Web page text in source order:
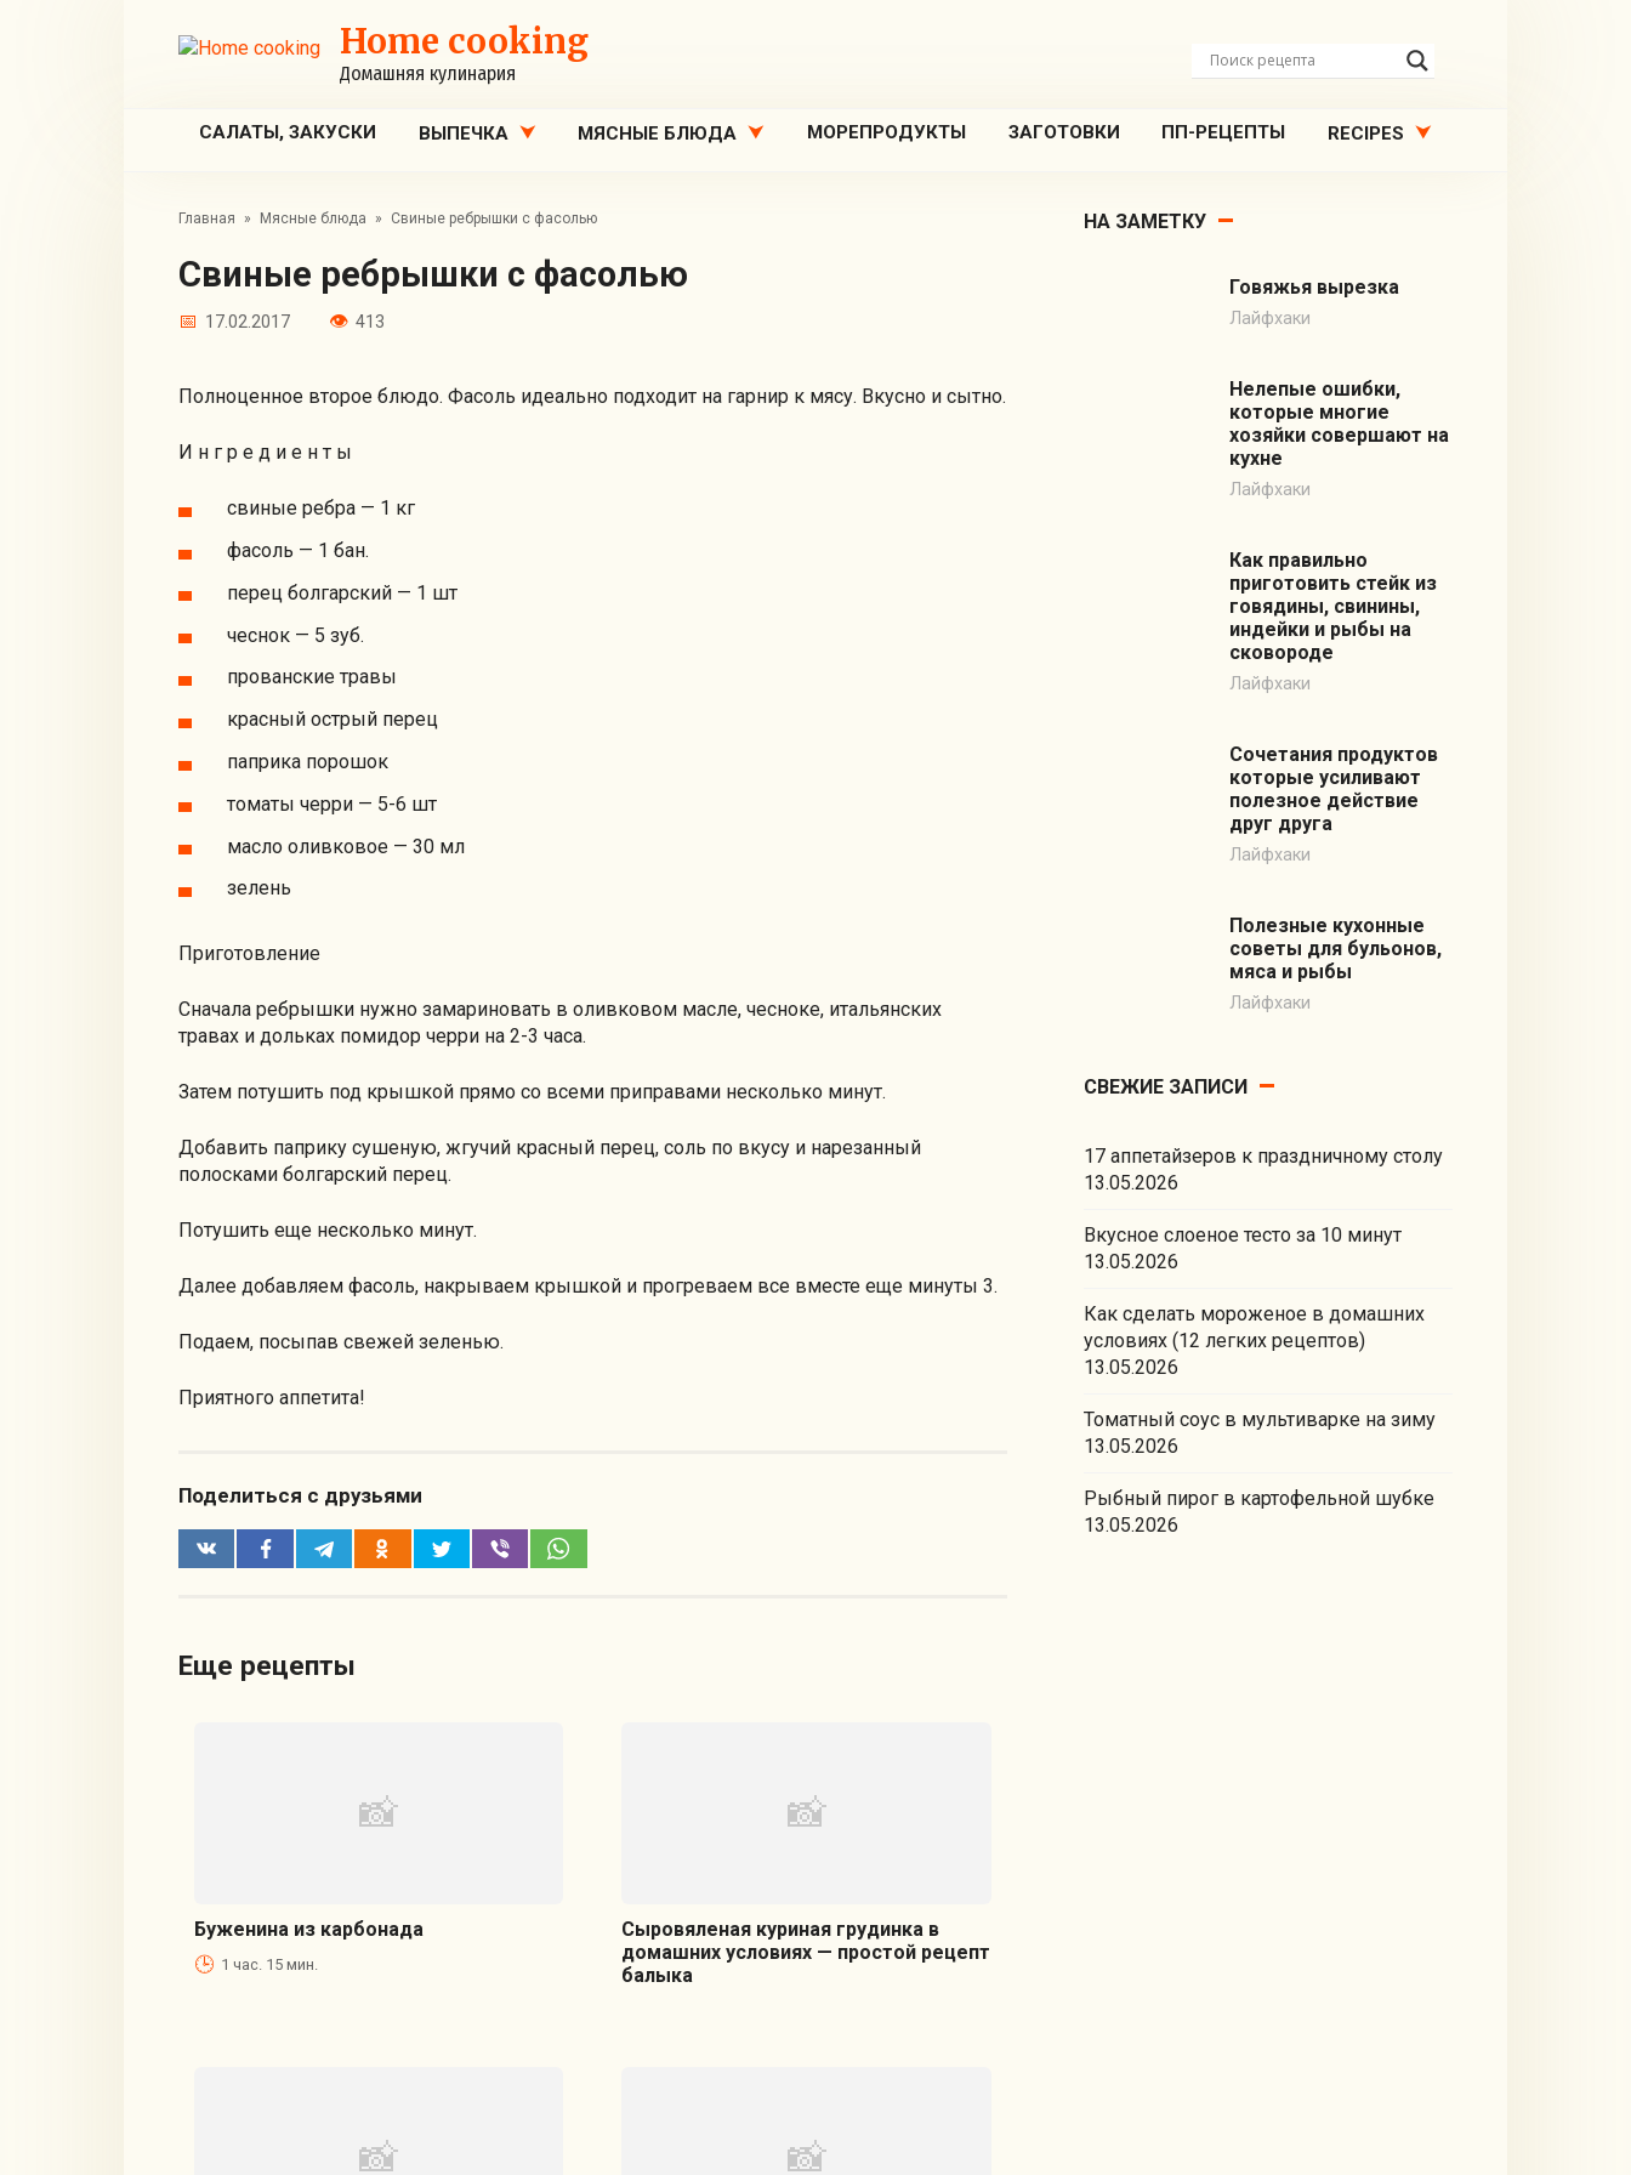
Home cooking
Домашняя кулинария
САЛАТЫ, ЗАКУСКИ ВЫПЕЧКА МЯСНЫЕ БЛЮДА МОРЕПРОДУКТЫ ЗАГОТОВКИ ПП-РЕЦЕПТЫ RECIPES
Главная » Мясные блюда » Свиные ребрышки с фасолью
Свиные ребрышки с фасолью
17.02.2017 413
Полноценное второе блюдо. Фасоль идеально подходит на гарнир к мясу. Вкусно и сытно.
И н г р е д и е н т ы
свиные ребра — 1 кг
фасоль — 1 бан.
перец болгарский — 1 шт
чеснок — 5 зуб.
прованские травы
красный острый перец
паприка порошок
томаты черри — 5-6 шт
масло оливковое — 30 мл
зелень
Приготовление
Сначала ребрышки нужно замариновать в оливковом масле, чесноке, итальянских
травах и дольках помидор черри на 2-3 часа.
Затем потушить под крышкой прямо со всеми приправами несколько минут.
Добавить паприку сушеную, жгучий красный перец, соль по вкусу и нарезанный
полосками болгарский перец.
Потушить еще несколько минут.
Далее добавляем фасоль, накрываем крышкой и прогреваем все вместе еще минуты 3.
Подаем, посыпав свежей зеленью.
Приятного аппетита!
Поделиться с друзьями
Еще рецепты
Буженина из карбонада
1 час. 15 мин.
Сыровяленая куриная грудинка в
домашних условиях — простой рецепт
балыка
НА ЗАМЕТКУ
Говяжья вырезка
Лайфхаки
Нелепые ошибки,
которые многие
хозяйки совершают на
кухне
Лайфхаки
Как правильно
приготовить стейк из
говядины, свинины,
индейки и рыбы на
сковороде
Лайфхаки
Сочетания продуктов
которые усиливают
полезное действие
друг друга
Лайфхаки
Полезные кухонные
советы для бульонов,
мяса и рыбы
Лайфхаки
СВЕЖИЕ ЗАПИСИ
17 аппетайзеров к праздничному столу
13.05.2026
Вкусное слоеное тесто за 10 минут
13.05.2026
Как сделать мороженое в домашних
условиях (12 легких рецептов)
13.05.2026
Томатный соус в мультиварке на зиму
13.05.2026
Рыбный пирог в картофельной шубке
13.05.2026